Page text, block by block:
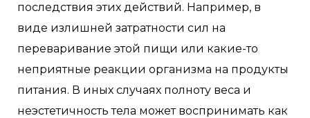
последствия этих действий. Например, в
виде излишней затратности сил на
переваривание этой пищи или какие-то
неприятные реакции организма на продукты
питания. В иных случаях полноту веса и
неэстетичность тела может воспринимать как